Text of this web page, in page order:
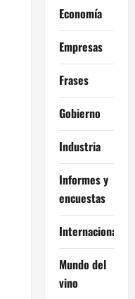
Economía
Empresas
Frases
Gobierno
Industria
Informes y
encuestas
Internacional
Mundo del
vino